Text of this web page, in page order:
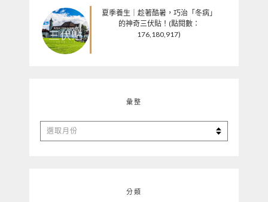
夏季養生｜趁著酷暑，巧治「冬病」
的神奇三伏貼！(點閱數：
176,180,917)
彙整
彙
整
分類